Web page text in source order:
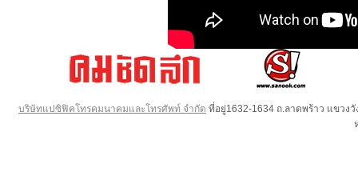
บริษัทแปซิฟิคโทรคมนาคมและโทรศัพท์ จำกัด ที่อยู่1632-1634 ถ.ลาดพร้าว แขวง